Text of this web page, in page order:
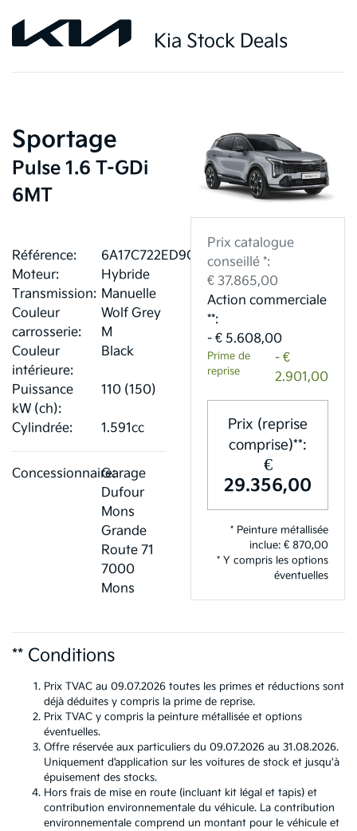
Kia Stock Deals
Sportage
Pulse 1.6 T-GDi
6MT
Référence:
6A17C722ED9CA
Moteur:
Hybride
Transmission: Manuelle
Couleur
carrosserie:
Wolf Grey
M
Couleur
intérieure:
Black
Puissance
kW (ch):
110 (150)
Cylindrée: 1.591cc
Concessionnaire:Garage
Dufour
Mons
Grande
Route 71
7000
Mons
Prix catalogue
conseillé *:
€ 37.865,00
Action commerciale
**:
- € 5.608,00
Prime de
reprise
- €
2.901,00
Prix (reprise
comprise)**:
€
29.356,00
* Peinture métallisée
inclue: € 870,00
* Y compris les options
éventuelles
** Conditions
Prix TVAC au 09.07.2026 toutes les primes et réductions sont
déjà déduites y compris la prime de reprise.
Prix TVAC y compris la peinture métallisée et options
éventuelles.
Offre réservée aux particuliers du 09.07.2026 au 31.08.2026.
Uniquement d’application sur les voitures de stock et jusqu'à
épuisement des stocks.
Hors frais de mise en route (incluant kit légal et tapis) et
contribution environnementale du véhicule. La contribution
environnementale comprend un montant pour le véhicule et